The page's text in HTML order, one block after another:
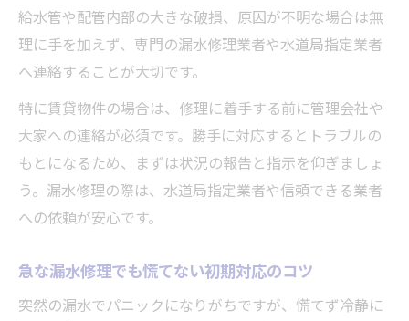
漏水修理の料金を抑える具体的な方法
想定外の高額請求を防ぐ費用確認ポイント
漏水修理の見積もりで注意すべき点とは
管理会社や大家への的確な連絡手順を知ろう
漏水修理で管理会社へ連絡する判断基準
大家と管理会社へ効果的に連絡する方法
水漏れ修理依頼時の伝えるべき内容ポイン
給水管や配管内部の大きな破損、原因が不明な場合は無
理に手を加えず、専門の漏水修理業者や水道局指定業者
へ連絡することが大切です。
特に賃貸物件の場合は、修理に着手する前に管理会社や
大家への連絡が必須です。勝手に対応するとトラブルの
もとになるため、まずは状況の報告と指示を仰ぎましょ
う。漏水修理の際は、水道局指定業者や信頼できる業者
への依頼が安心です。
急な漏水修理でも慌てない初期対応のコツ
突然の漏水でパニックになりがちですが、慌てず冷静に